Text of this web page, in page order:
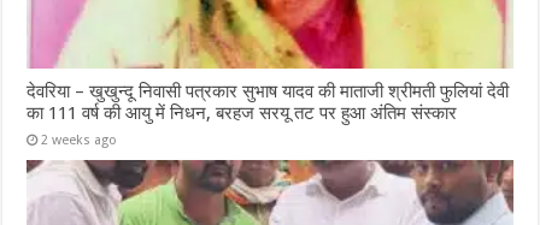
देवरिया – खुखुन्दू निवासी पत्रकार सुभाष यादव की माताजी श्रीमती फुलियां देवी
का 111 वर्ष की आयु में निधन, बरहज सरयू तट पर हुआ अंतिम संस्कार
2 weeks ago